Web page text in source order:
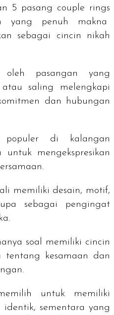
5 pasang couple rings
yang penuh makna
sebagai cincin nikah
pasangan yang
saling melengkapi
dan hubungan
di kalangan
mengekspresikan
memiliki desain, motif,
sebagai pengingat
soal memiliki cincin
kesamaan dan
untuk memiliki
identik, sementara yang